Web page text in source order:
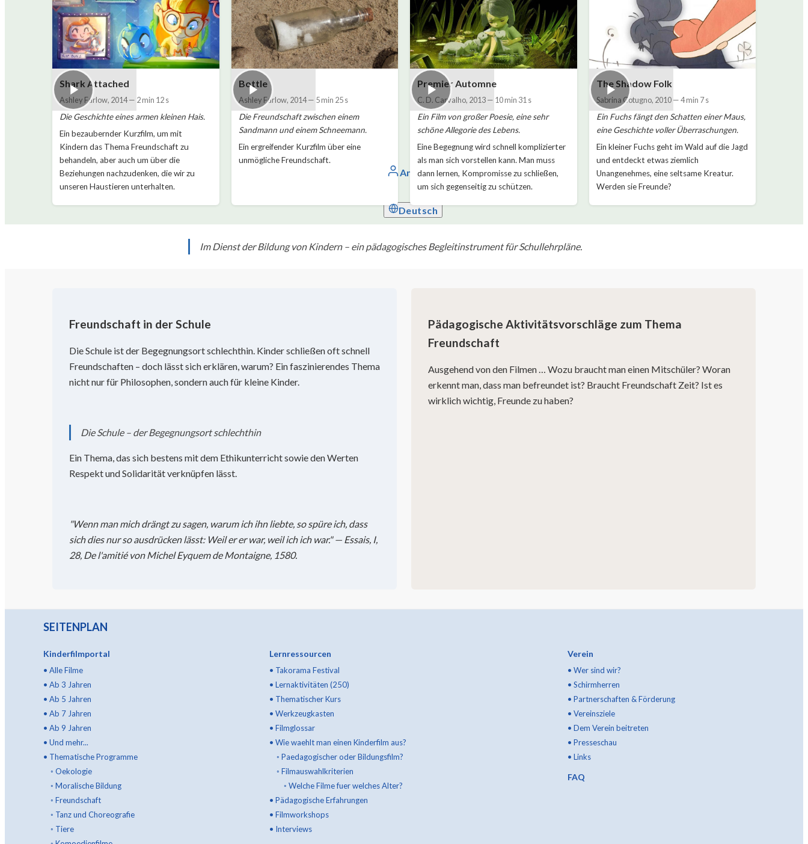
Anmelden
Deutsch
Shark Attached
Ashley Farlow, 2014— 2 min 12 s
Die Geschichte eines armen kleinen Hais.
Ein bezaubernder Kurzfilm, um mit
Kindern das Thema Freundschaft zu
behandeln, aber auch um über die
Beziehungen nachzudenken, die wir zu
unseren Haustieren unterhalten.
Bottle
Ashley Farlow, 2014— 5 min 25 s
Die Freundschaft zwischen einem
Sandmann und einem Schneemann.
Ein ergreifender Kurzfilm über eine
unmögliche Freundschaft.
Premier Automne
C. D. Carvalho, 2013— 10 min 31 s
Ein Film von großer Poesie, eine sehr
schöne Allegorie des Lebens.
Eine Begegnung wird schnell komplizierter
als man sich vorstellen kann. Man muss
dann lernen, Kompromisse zu schließen,
um sich gegenseitig zu schützen.
The Shadow Folk
Sabrina Cotugno, 2010—4 min 7 s
Ein Fuchs fängt den Schatten einer Maus,
eine Geschichte voller Überraschungen.
Ein kleiner Fuchs geht im Wald auf die Jagd
und entdeckt etwas ziemlich
Unangenehmes, eine seltsame Kreatur.
Werden sie Freunde?
Im Dienst der Bildung von Kindern – ein pädagogisches Begleitinstrument für Schullehrpläne.
Freundschaft in der Schule
Die Schule ist der Begegnungsort schlechthin. Kinder schließen oft schnell
Freundschaften – doch lässt sich erklären, warum? Ein faszinierendes Thema
nicht nur für Philosophen, sondern auch für kleine Kinder.
Die Schule – der Begegnungsort schlechthin
Ein Thema, das sich bestens mit dem Ethikunterricht sowie den Werten
Respekt und Solidarität verknüpfen lässt.
"Wenn man mich drängt zu sagen, warum ich ihn liebte, so spüre ich, dass
sich dies nur so ausdrücken lässt: Weil er er war, weil ich ich war." — Essais, I,
28, De l'amitié von Michel Eyquem de Montaigne, 1580.
Pädagogische Aktivitätsvorschläge zum Thema
Freundschaft
Ausgehend von den Filmen … Wozu braucht man einen Mitschüler? Woran
erkennt man, dass man befreundet ist? Braucht Freundschaft Zeit? Ist es
wirklich wichtig, Freunde zu haben?
SEITENPLAN
Kinderfilmportal
• Alle Filme
• Ab 3 Jahren
• Ab 5 Jahren
• Ab 7 Jahren
• Ab 9 Jahren
• Und mehr...
• Thematische Programme
◦ Oekologie
◦ Moralische Bildung
◦ Freundschaft
◦ Tanz und Choreografie
◦ Tiere
Lernressourcen
• Takorama Festival
• Lernaktivitäten (250)
• Thematischer Kurs
• Werkzeugkasten
• Filmglossar
• Wie waehlt man einen Kinderfilm aus?
◦ Paedagogischer oder Bildungsfilm?
◦ Filmauswahlkriterien
◦ Welche Filme fuer welches Alter?
• Pädagogische Erfahrungen
• Filmworkshops
• Interviews
Verein
• Wer sind wir?
• Schirmherren
• Partnerschaften & Förderung
• Vereinsziele
• Dem Verein beitreten
• Presseschau
• Links
FAQ